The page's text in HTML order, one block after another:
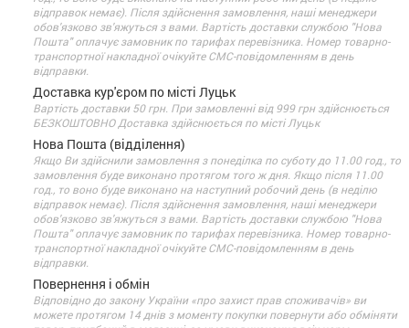
відправок немає). Після здійснення замовлення, наші менеджери
обов'язково зв'яжуться з вами. Вартість доставки службою "Нова
Пошта" оплачує замовник по тарифах перевізника. Номер товарно-
транспортної накладної очікуйте СМС-повідомленням в день
відправки.
Доставка кур'єром по місті Луцьк
Вартість доставки 50 грн. При замовленні від 999 грн здійснюється
БЕЗКОШТОВНО Доставка здійснюється по місті Луцьк
Нова Пошта (відділення)
Якщо Ви здійснили замовлення з понеділка по суботу до 11.00 год., то
замовлення буде виконано протягом того ж дня. Якщо після 11.00
год., то воно буде виконано на наступний робочий день (в неділю
відправок немає). Після здійснення замовлення, наші менеджери
обов'язково зв'яжуться з вами. Вартість доставки службою "Нова
Пошта" оплачує замовник по тарифах перевізника. Номер товарно-
транспортної накладної очікуйте СМС-повідомленням в день
відправки.
Повернення і обмін
Відповідно до закону України «про захист прав споживачів» ви
можете протягом 14 днів з моменту покупки повернути або обміняти